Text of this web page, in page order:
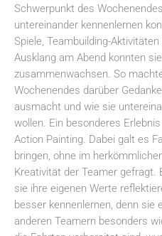
Schwerpunkt des
untereinander kennenlernen
Spiele, Teambuilding-
Ausklang am Abend konnten
zusammenwachsen. So
Wochenendes darüber
ausmacht und wie sie
wollen. Ein besonderes
Action Painting. Dabei galt es
bringen, ohne im
Kreativität der Teamer gefragt.
sie ihre eigenen Werte
besser kennenlernen, denn sie
anderen Teamern besonders